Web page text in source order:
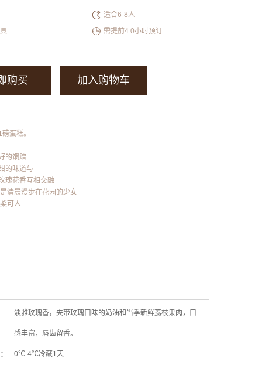
适合6-8人
需提前4.0小时预订
购买 加入购物车
蛋糕。
的馈赠
的味道与
瑰花香互相交融
清晨漫步在花园的少女
可人
淡雅玫瑰香，夹带玫瑰口味的奶油和当季新鲜荔枝果肉，口
感丰富，唇齿留香。
0℃-4℃冷藏1天